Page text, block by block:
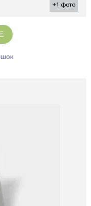
+1 фото